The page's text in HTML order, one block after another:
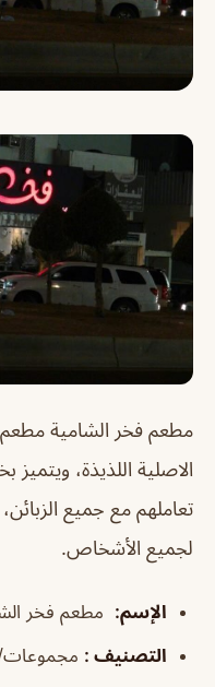
مطعم فخر الشامية مطعم
الاصلية اللذيذة،
تعاملهم مع جميع
لجميع الأشخاص.
الإسم: مطعم فخر
التصنيف : مجموعات/